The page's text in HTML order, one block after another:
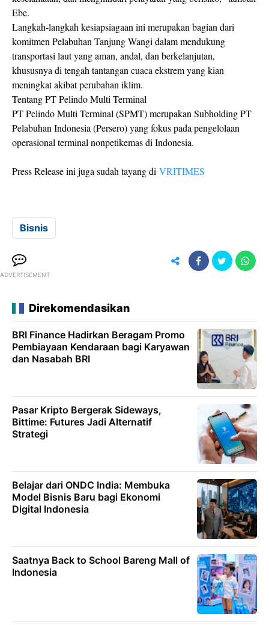
Ebe.
Langkah-langkah kesiapsiagaan ini merupakan bagian dari
komitmen Pelabuhan Tanjung Wangi dalam mendukung
transportasi laut yang aman, andal, dan berkelanjutan,
khususnya di tengah tantangan cuaca ekstrem yang kian
meningkat akibat perubahan iklim.
Tentang PT Pelindo Multi Terminal
PT Pelindo Multi Terminal (SPMT) merupakan Subholding PT
Pelabuhan Indonesia (Persero) yang fokus pada pengelolaan
operasional terminal nonpetikemas di Indonesia.
Press Release ini juga sudah tayang di VRITIMES
Bisnis
ADVERTISEMENT
Direkomendasikan
BRI Finance Hadirkan Beragam Promo
Pembiayaan Kendaraan bagi Karyawan
dan Nasabah BRI
Pasar Kripto Bergerak Sideways,
Bittime: Futures Jadi Alternatif
Strategi
Belajar dari ONDC India: Membuka
Model Bisnis Baru bagi Ekonomi
Digital Indonesia
Saatnya Back to School Bareng Mall of
Indonesia